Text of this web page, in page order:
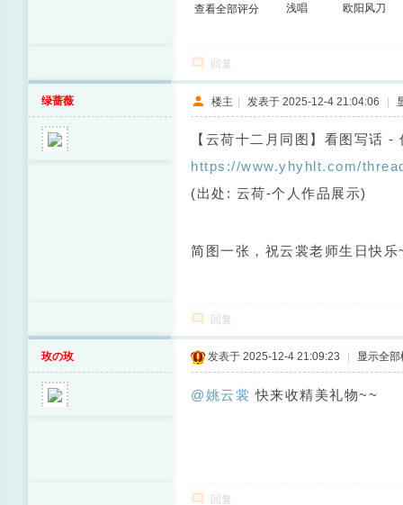
查看全部评分 浅唱 欧阳风刀
回复
绿蔷薇 楼主 | 发表于 2025-12-4 21:04:06 |
【云荷十二月同图】看图写话
https://www.yhyhlt.com/
(出处: 云荷-个人作品展示)
简图一张，祝云裳老师生日快乐
回复
玫の玫 发表于 2025-12-4 21:09:23 显示全部
@姚云裳 快来收精美礼物~~
回复